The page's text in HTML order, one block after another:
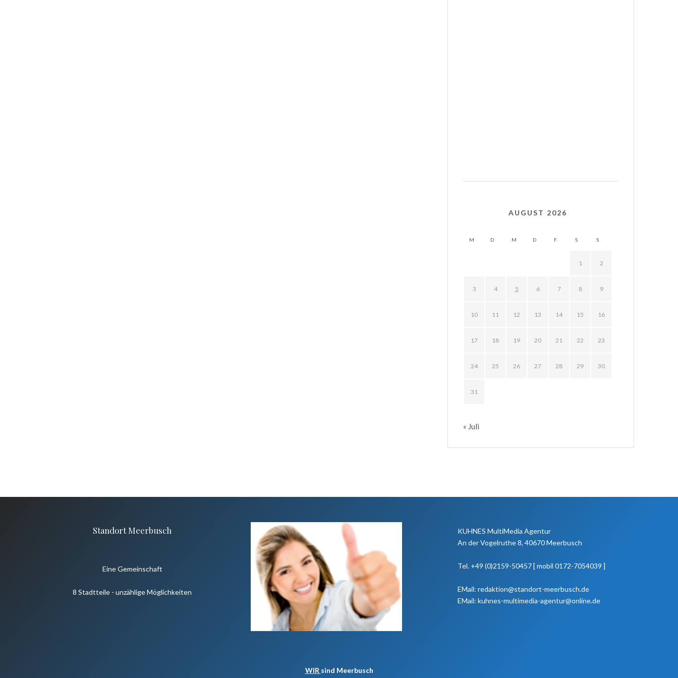
AUGUST 2026
M D M D F S S
1 2
3 4 5 6 7 8 9
10 11 12 13 14 15 16
17 18 19 20 21 22 23
24 25 26 27 28 29 30
31
« Juli
Standort Meerbusch
Eine Gemeinschaft
8 Stadtteile - unzählige Möglichkeiten
WIR sind Meerbusch
KUHNES MultiMedia Agentur
An der Vogelruthe 8, 40670 Meerbusch
Tel. +49 (0)2159-50457 [ mobil 0172-7054039 ]
EMail: redaktion@standort-meerbusch.de
EMail: kuhnes-multimedia-agentur@online.de